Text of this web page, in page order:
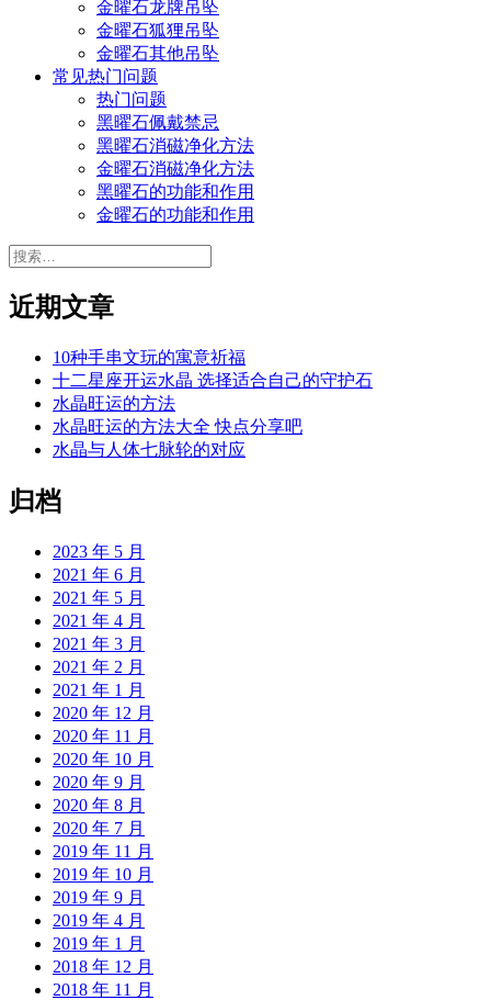
金曜石龙牌吊坠
金曜石狐狸吊坠
金曜石其他吊坠
常见热门问题
热门问题
黑曜石佩戴禁忌
黑曜石消磁净化方法
金曜石消磁净化方法
黑曜石的功能和作用
金曜石的功能和作用
搜
近期文章
10种手串文玩的寓意祈福
十二星座开运水晶 选择适合自己的守护石
水晶旺运的方法
水晶旺运的方法大全 快点分享吧
水晶与人体七脉轮的对应
归档
2023 年 5 月
2021 年 6 月
2021 年 5 月
2021 年 4 月
2021 年 3 月
2021 年 2 月
2021 年 1 月
2020 年 12 月
2020 年 11 月
2020 年 10 月
2020 年 9 月
2020 年 8 月
2020 年 7 月
2019 年 11 月
2019 年 10 月
2019 年 9 月
2019 年 4 月
2019 年 1 月
2018 年 12 月
2018 年 11 月